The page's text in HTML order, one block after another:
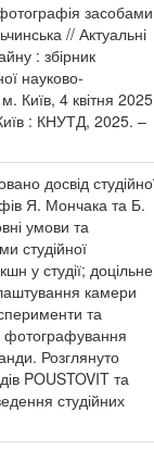
засобами
// Актуальні
: збірник
науково-
Київ, 4 квітня 2025
: КНУТД, 2025. –
досвід
Я. Мончака та Б.
умови та
студійної
у студії; доцільне
камери
та
фотографування
Розглянуто
POUSTOVIT та
студійних